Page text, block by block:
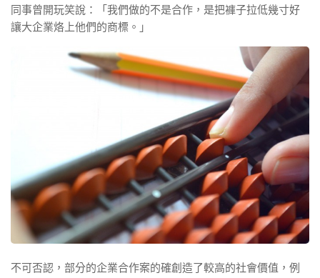
同事曾開玩笑說：「我們做的不是合作，是把褲子拉低幾寸好
讓大企業烙上他們的商標。」
不可否認，部分的企業合作案的確創造了較高的社會價值，例